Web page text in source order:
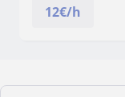
12€/h